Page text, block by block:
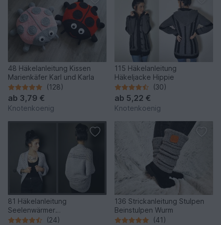
48 Häkelanleitung Kissen
Marienkäfer Karl und Karla
(128)
ab 3,79 €
Knotenkoenig
115 Häkelanleitung
Häkeljacke Hippie
(30)
ab 5,22 €
Knotenkoenig
81 Häkelanleitung
Seelenwärmer
Sommernachtstraum Anna
(24)
136 Strickanleitung Stulpen
Beinstulpen Wurm
(41)